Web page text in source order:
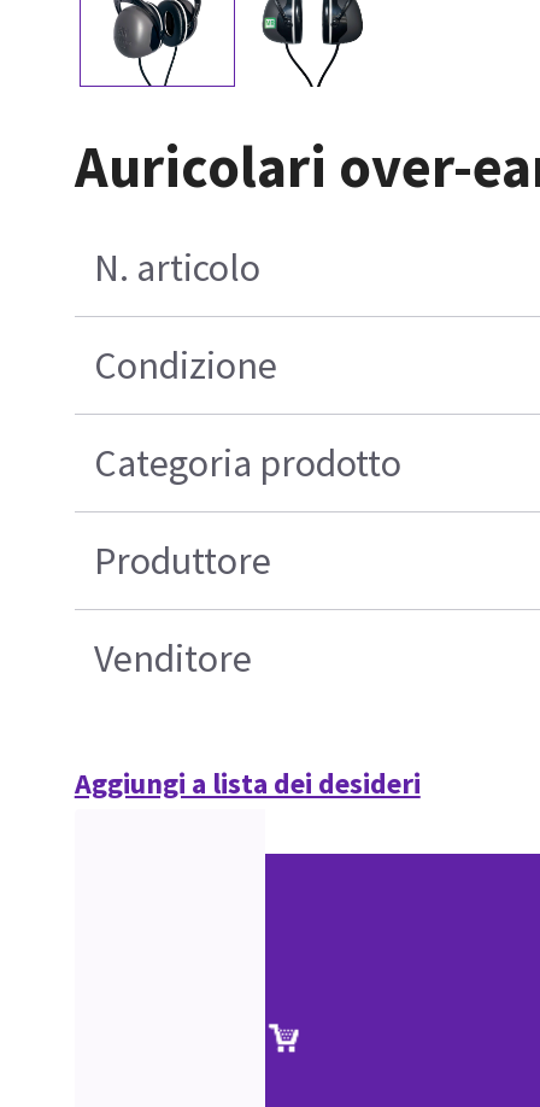
Auricolari over-
N. articolo
Condizione
Categoria prodotto
Produttore
Venditore
Aggiungi a lista dei desideri